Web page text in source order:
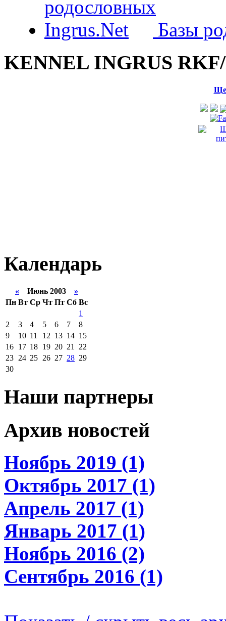
Базы
KENNEL INGRUS
Календарь
« Июнь 2003 »
Пн Вт Ср Чт Пт Сб Вс
1
2
3 4 5 6 7
8
9
10 11 12 13 14 15
16 17 18 19 20 21
22
23 24 25 26 27 28 29
30
Наши партнеры
Архив новостей
Ноябрь 2019 (1)
Октябрь 2017 (1)
Апрель 2017 (1)
Январь 2017 (1)
Ноябрь 2016 (2)
Сентябрь 2016 (1)